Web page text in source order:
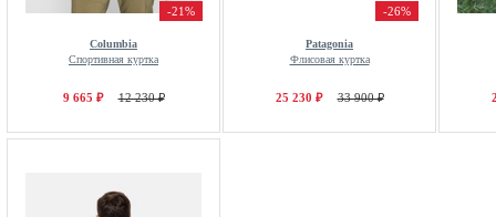
-21%
Columbia
Спортивная куртка
9 665 ₽ 12 230 ₽
-26%
Patagonia
Флисовая куртка
25 230 ₽ 33 900 ₽